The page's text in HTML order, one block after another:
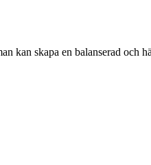
kan skapa en balanserad och